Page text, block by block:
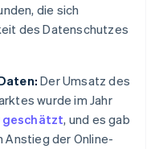
die sich
des Datenschutzes
Der Umsatz des
wurde im Jahr
geschätzt, und es gab
Anstieg der Online-